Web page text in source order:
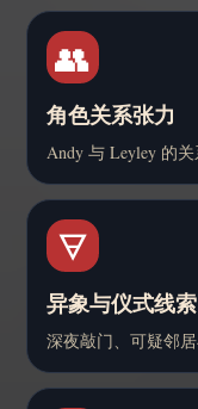
👥
角色关系张力
Andy 与 Leyley 的
🜃
异象与仪式线索
深夜敲门、可疑邻